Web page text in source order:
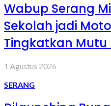
Wabup Serang
Sekolah jadi
Tingkatkan Mutu
1 Agustus 2026
SERANG